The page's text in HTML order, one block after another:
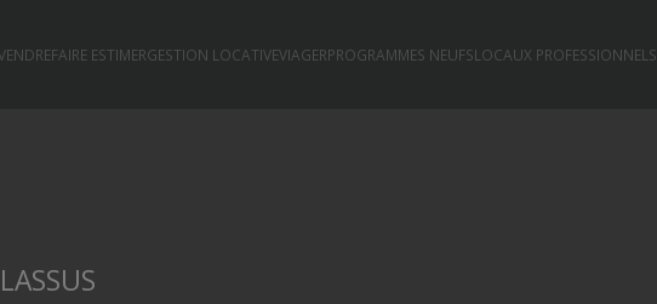
FAIRE ESTIMERGESTION LOCATIVEVIAGERPROGRAMMES NEUFSLOCAUX PROFESSIONNELS